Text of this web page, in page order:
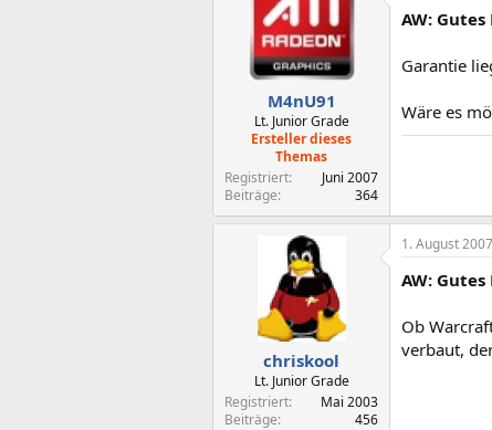
M4nU91
Lt. Junior Grade
Ersteller dieses
Themas
Registriert
Juni 2007
Beiträge
364
AW:
Garantie
Wäre es
chriskool
Lt. Junior Grade
Registriert
Mai 2003
Beiträge
456
1. August 2007
AW:
Ob
verbaut,